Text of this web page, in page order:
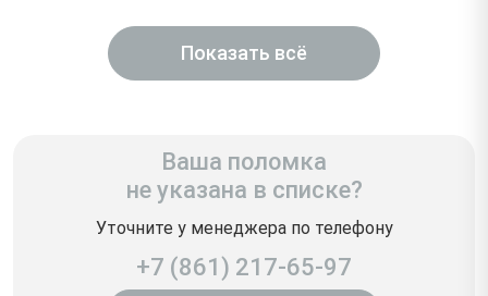
Показать всё
Ваша поломка
не указана в списке?
Уточните у менеджера по телефону
+7 (861) 217-65-97